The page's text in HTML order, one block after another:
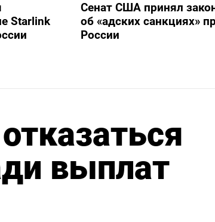
Starlink
Сенат США принял
об «адских санкциях»
России
выплат